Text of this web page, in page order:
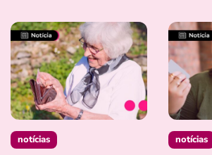
notícias notícias